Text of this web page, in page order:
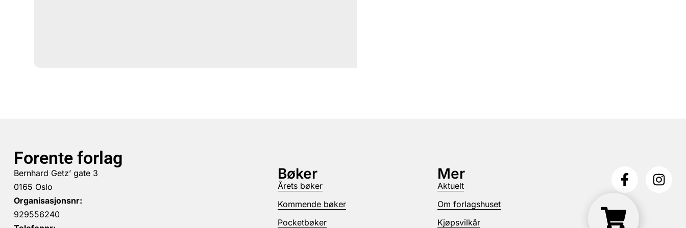
Forente forlag
Bernhard Getz’ gate 3
0165 Oslo
Organisasjonsnr:
929556240
Bøker
Årets bøker
Kommende bøker
Pocketbøker
Mer
Aktuelt
Om forlagshuset
Kjøpsvilkår